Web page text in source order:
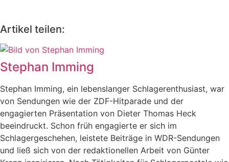
Artikel teilen:
Stephan Imming
Stephan Imming, ein lebenslanger Schlagerenthusiast, war
von Sendungen wie der ZDF-Hitparade und der
engagierten Präsentation von Dieter Thomas Heck
beeindruckt. Schon früh engagierte er sich im
Schlagergeschehen, leistete Beiträge in WDR-Sendungen
und ließ sich von der redaktionellen Arbeit von Günter